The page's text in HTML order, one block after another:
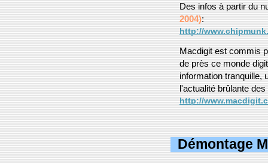
Des infos à partir du
2004):
http://
Macdigit est commis
de près ce monde
information tranquille,
l'actualité brûlante
http://
Démontage